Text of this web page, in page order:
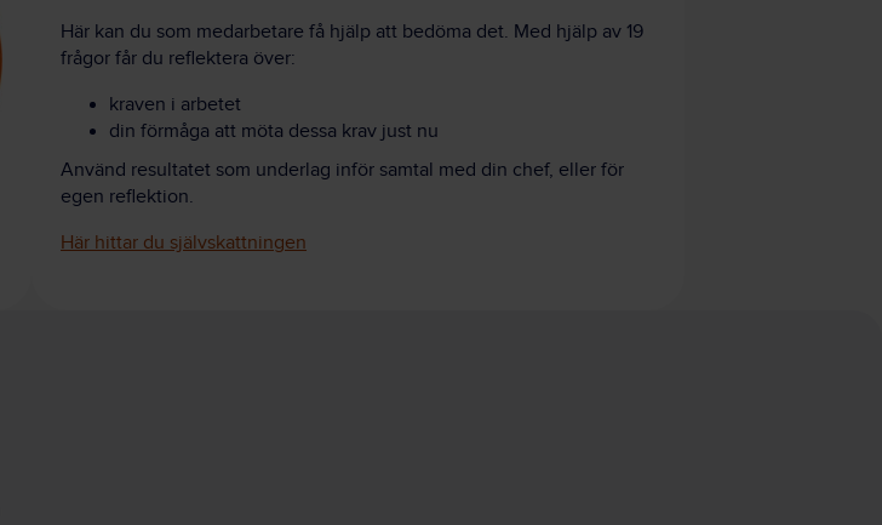
Här kan du som medarbetare få hjälp att bedöma det. Med hjälp av 19
frågor får du reflektera över:
kraven i arbetet
din förmåga att möta dessa krav just nu
Använd resultatet som underlag inför samtal med din chef, eller för
egen reflektion.
Här hittar du självskattningen